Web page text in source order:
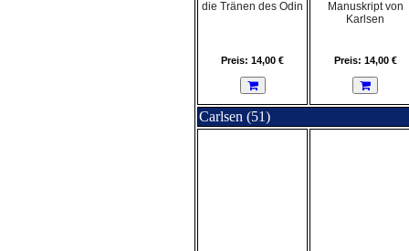
die Tränen des Odin
Preis: 14,00 €
Manuskript von
Karlsen
Preis: 14,00 €
Carlsen (51)